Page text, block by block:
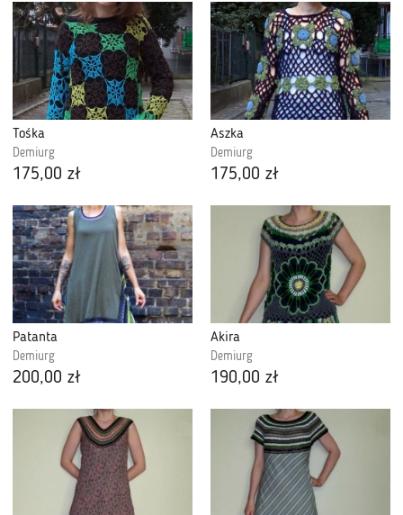
Tośka
Demiurg
175,00 zł
Aszka
Demiurg
175,00 zł
Patanta
Demiurg
200,00 zł
Akira
Demiurg
190,00 zł